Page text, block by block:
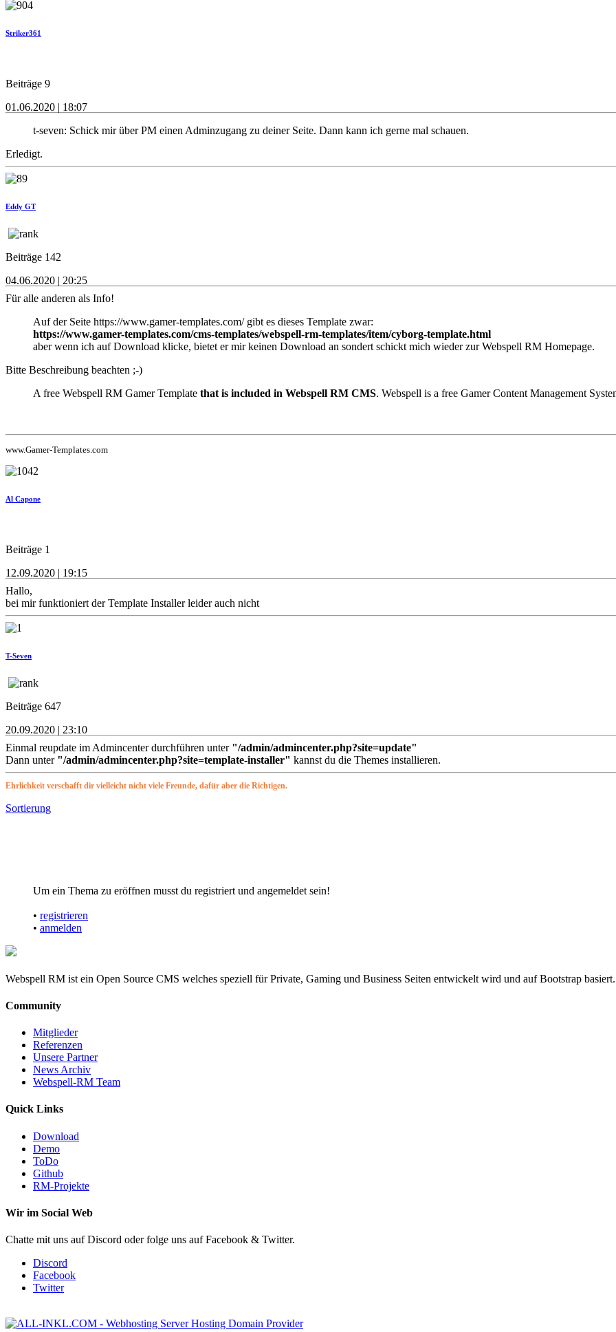
Striker361
Beiträge 9
01.06.2020 | 18:07
t-seven: Schick mir über PM einen Adminzugang zu deiner Seite. Dann kann ich gerne mal schauen.
Erledigt.
Eddy GT
Beiträge 142
04.06.2020 | 20:25
Für alle anderen als Info!
Auf der Seite https://www.gamer-templates.com/ gibt es dieses Template zwar:
https://www.gamer-templates.com/cms-templates/webspell-rm-templates/item/cyborg-template.html
aber wenn ich auf Download klicke, bietet er mir keinen Download an sondert schickt mich wieder zur Webspell RM Homepage.
Bitte Beschreibung beachten ;-)
A free Webspell RM Gamer Template that is included in Webspell RM CMS. Webspell is a free Gamer Content Management
www.Gamer-Templates.com
Al Capone
Beiträge 1
12.09.2020 | 19:15
Hallo,
bei mir funktioniert der Template Installer leider auch nicht
T-Seven
Beiträge 647
20.09.2020 | 23:10
Einmal reupdate im Admincenter durchführen unter "/admin/admincenter.php?site=update"
Dann unter "/admin/admincenter.php?site=template-installer" kannst du die Themes installieren.
Ehrlichkeit verschafft dir vielleicht nicht viele Freunde, dafür aber die Richtigen.
Sortierung
Um ein Thema zu eröffnen musst du registriert und angemeldet sein!
• registrieren
• anmelden
Webspell RM ist ein Open Source CMS welches speziell für Private, Gaming und Business Seiten entwickelt wird und auf Bootstrap basiert.
Community
Mitglieder
Referenzen
Unsere Partner
News Archiv
Webspell-RM Team
Quick Links
Download
Demo
ToDo
Github
RM-Projekte
Wir im Social Web
Chatte mit uns auf Discord oder folge uns auf Facebook & Twitter.
Discord
Facebook
Twitter